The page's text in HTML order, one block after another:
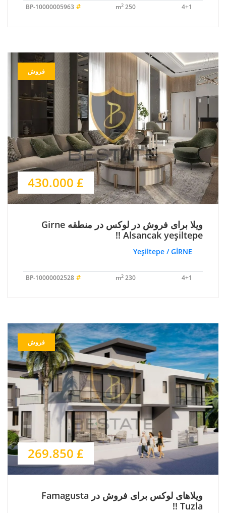
4+1
250 m
2
#
BP-10000005963
فروش
£ 430.000
ویلا برای فروش در لوکس در منطقه Girne
Alsancak yeşiltepe !!
4+1
230 m
2
#
BP-10000002528
فروش
£ 269.850
ویلاهای لوکس برای فروش در Famagusta
Tuzla !!